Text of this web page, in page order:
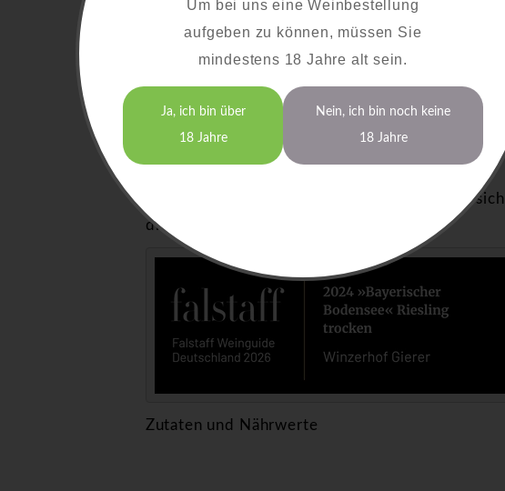
Riesling vom Bodensee online kaufen –
Die besonderen bklimatischen Bedingungen
Riesling seine charakteristische Eleganz und
Handarbeit und traditionelle Vinifikation
Qualität.
Bestellen Sie jetzt bequem online und holen
direkt nach Hause!
Zutaten und Nährwerte
Um bei uns eine Weinbestellung
aufgeben zu können, müssen Sie
mindestens 18 Jahre alt sein.
Ja, ich bin über
18 Jahre
Nein, ich bin noch keine
18 Jahre